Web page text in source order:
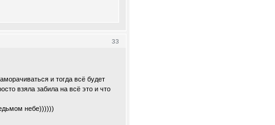
33
и тогда всё будет
взяла забила на всё это и что
небе))))))